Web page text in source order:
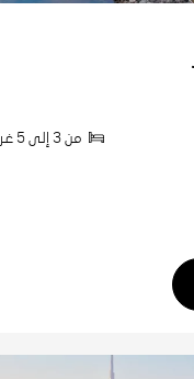
من 3 إلى 5 غرف نوم